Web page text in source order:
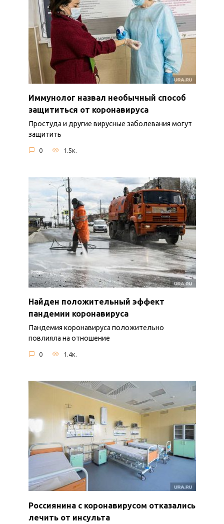
Иммунолог назвал необычный способ
защититься от коронавируса
Простуда и другие вирусные заболевания могут
защитить
0 1.5к.
Найден положительный эффект
пандемии коронавируса
Пандемия коронавируса положительно
повлияла на отношение
0 1.4к.
Россиянина с коронавирусом отказались
лечить от инсульта